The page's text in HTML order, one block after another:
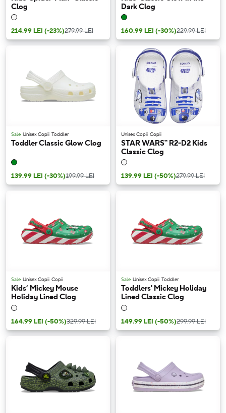
Clog
214.99 LEI (-23%)279.99 LEI
Dark Clog
160.99 LEI (-30%)229.99 LEI
Sale Unisex Copii Toddler
Toddler Classic Glow Clog
139.99 LEI (-30%)199.99 LEI
Unisex Copii Copii
STAR WARS™ R2-D2 Kids
Classic Clog
139.99 LEI (-50%)279.99 LEI
Sale Unisex Copii Copii
Kids’ Mickey Mouse
Holiday Lined Clog
164.99 LEI (-50%)329.99 LEI
Sale Unisex Copii Toddler
Toddlers' Mickey Holiday
Lined Classic Clog
149.99 LEI (-50%)299.99 LEI